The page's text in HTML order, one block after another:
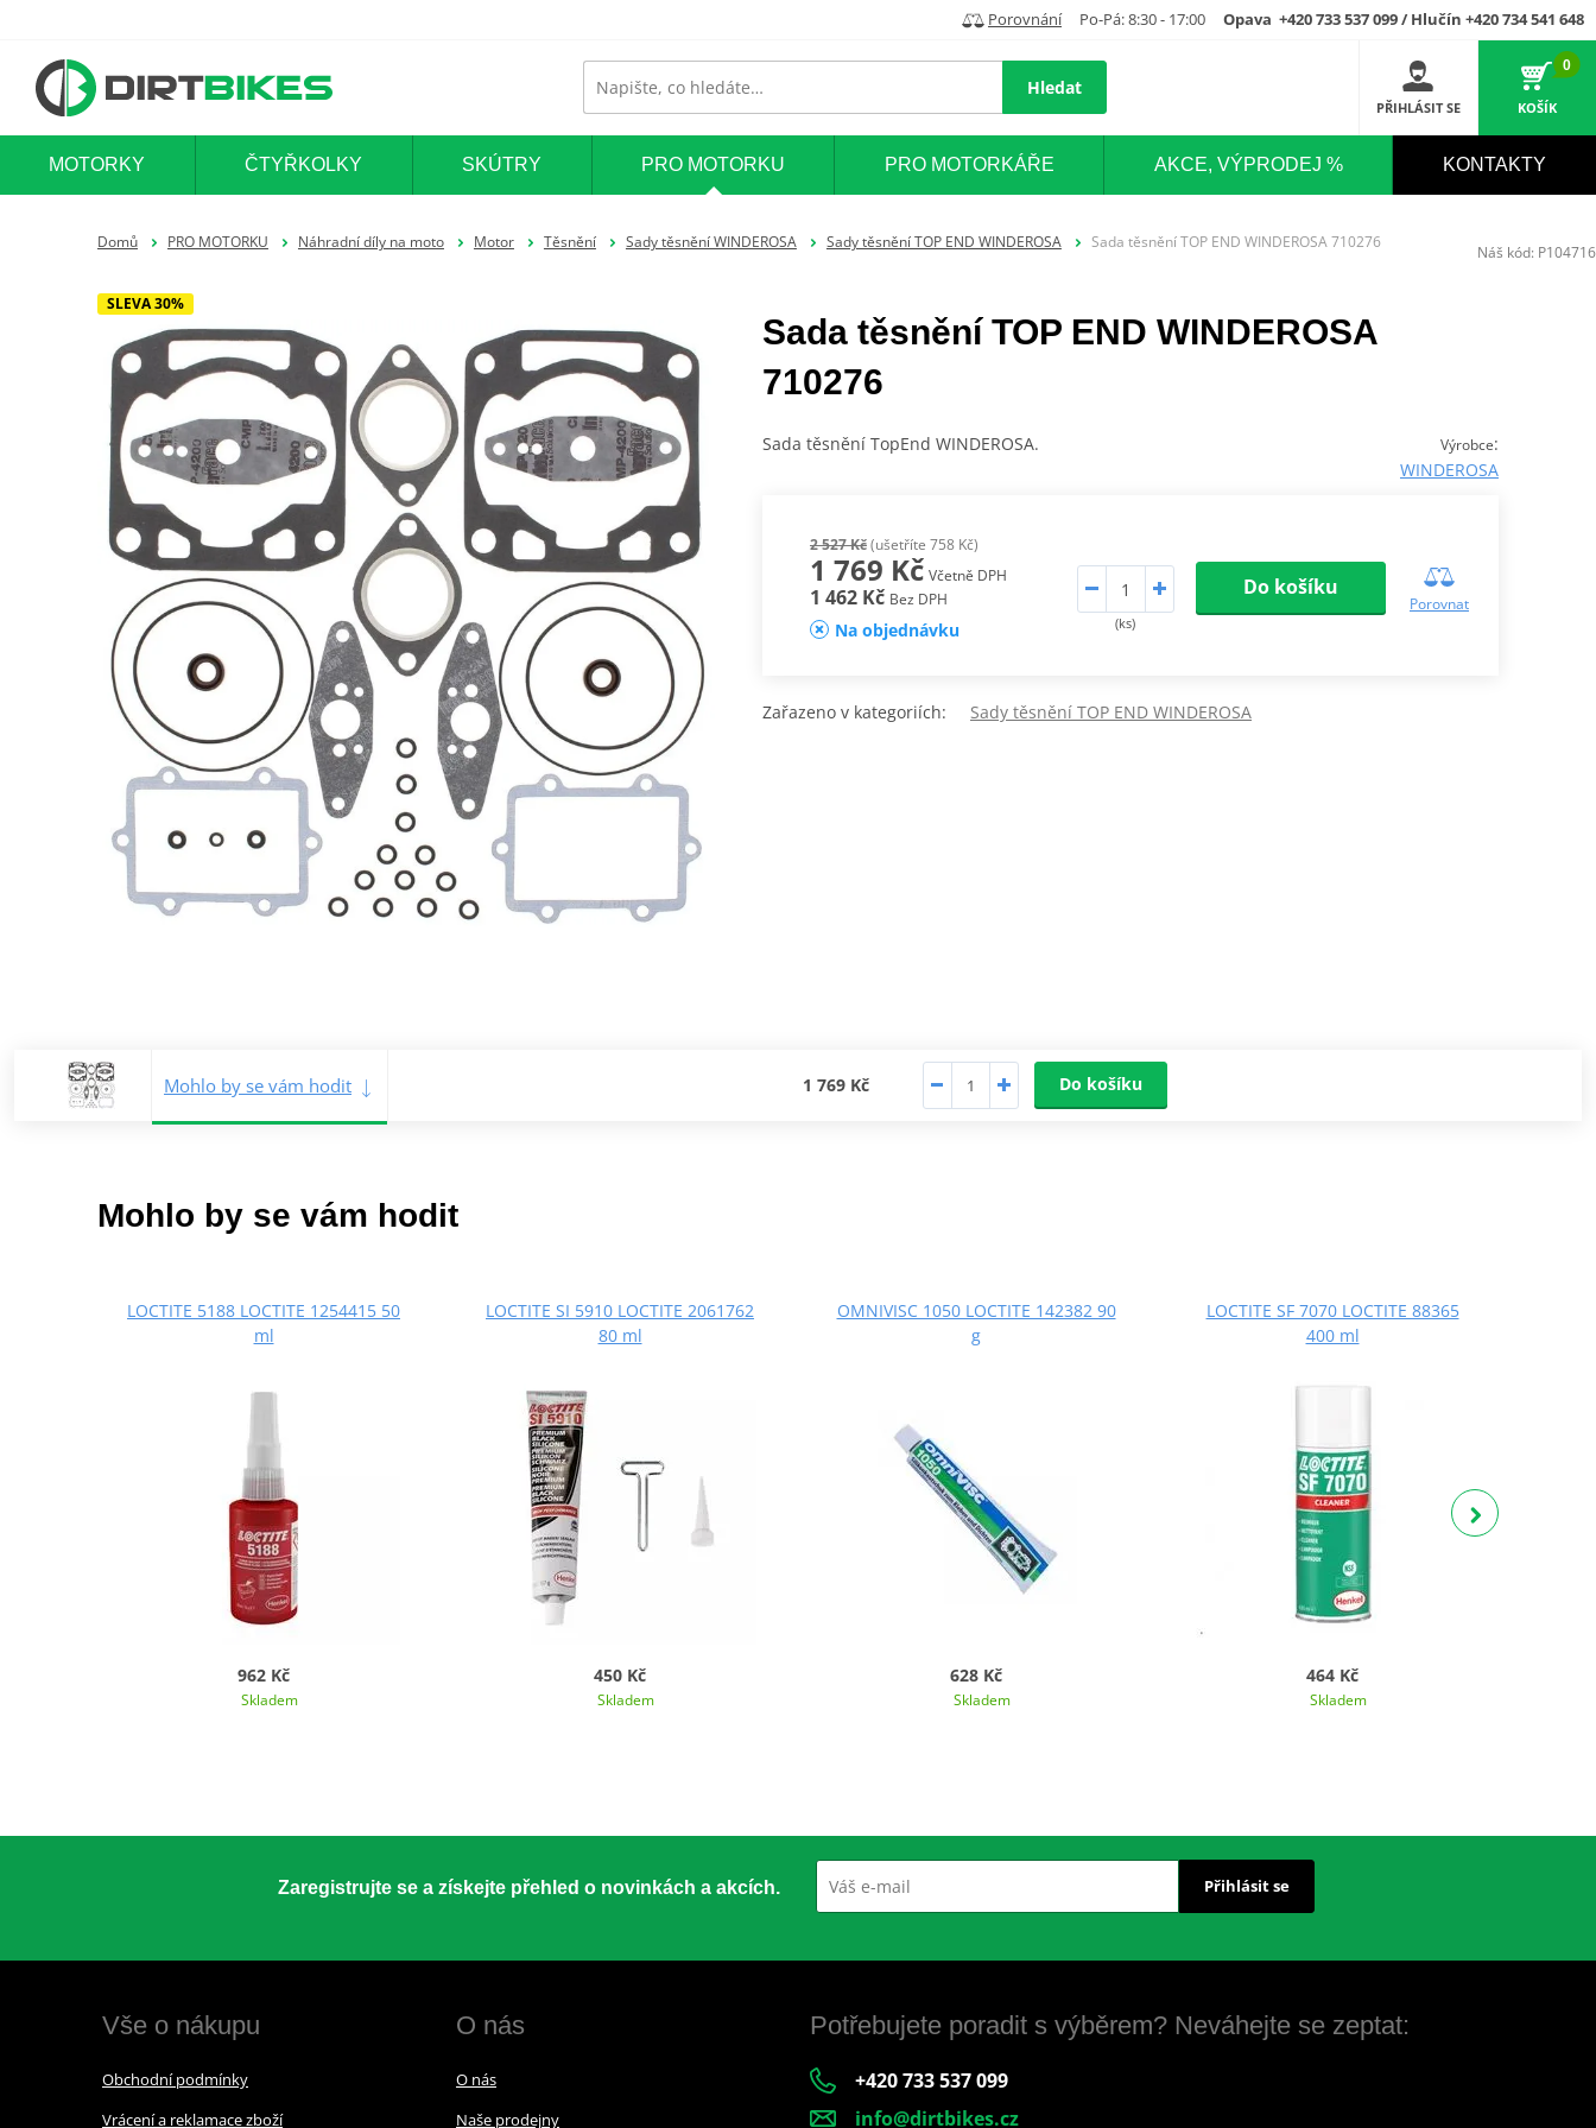
Porovnání Po-Pá: 8:30 - 17:00 Opava +420 733 537 099 / Hlučín +420 734 541 648
Hledat
PŘIHLÁSIT SE
0
KOŠÍK
MOTORKY ČTYŘKOLKY SKÚTRY PRO MOTORKU PRO MOTORKÁŘE AKCE, VÝPRODEJ % KONTAKTY
Domů PRO MOTORKU Náhradní díly na moto Motor Těsnění Sady těsnění WINDEROSA Sady těsnění TOP END WINDEROSA Sada těsnění TOP END WINDEROSA 710276
SLEVA 30%
Sada těsnění TOP END WINDEROSA
710276
Výrobce:
WINDEROSA
Sada těsnění TopEnd WINDEROSA.
2 527 Kč(ušetříte 758 Kč)
1 769 Kč Včetně DPH
1 462 Kč Bez DPH
Na objednávku (ks)
Do košíku
Porovnat
Zařazeno v kategoriích: Sady těsnění TOP END WINDEROSA
Mohlo by se vám hodit 1 769 Kč Do košíku
Náš kód: P104716
Mohlo by se vám hodit
LOCTITE 5188 LOCTITE 1254415 50
ml
962 Kč
Skladem
LOCTITE SI 5910 LOCTITE 2061762
80 ml
450 Kč
Skladem
OMNIVISC 1050 LOCTITE 142382 90
g
628 Kč
Skladem
LOCTITE SF 7070 LOCTITE 88365
400 ml
464 Kč
Skladem
Zaregistrujte se a získejte přehled o novinkách a akcích. Přihlásit se
Vše o nákupu
Obchodní podmínky
Vrácení a reklamace zboží
O nás
O nás
Naše prodejny
Potřebujete poradit s výběrem? Neváhejte se zeptat:
+420 733 537 099
info@dirtbikes.cz